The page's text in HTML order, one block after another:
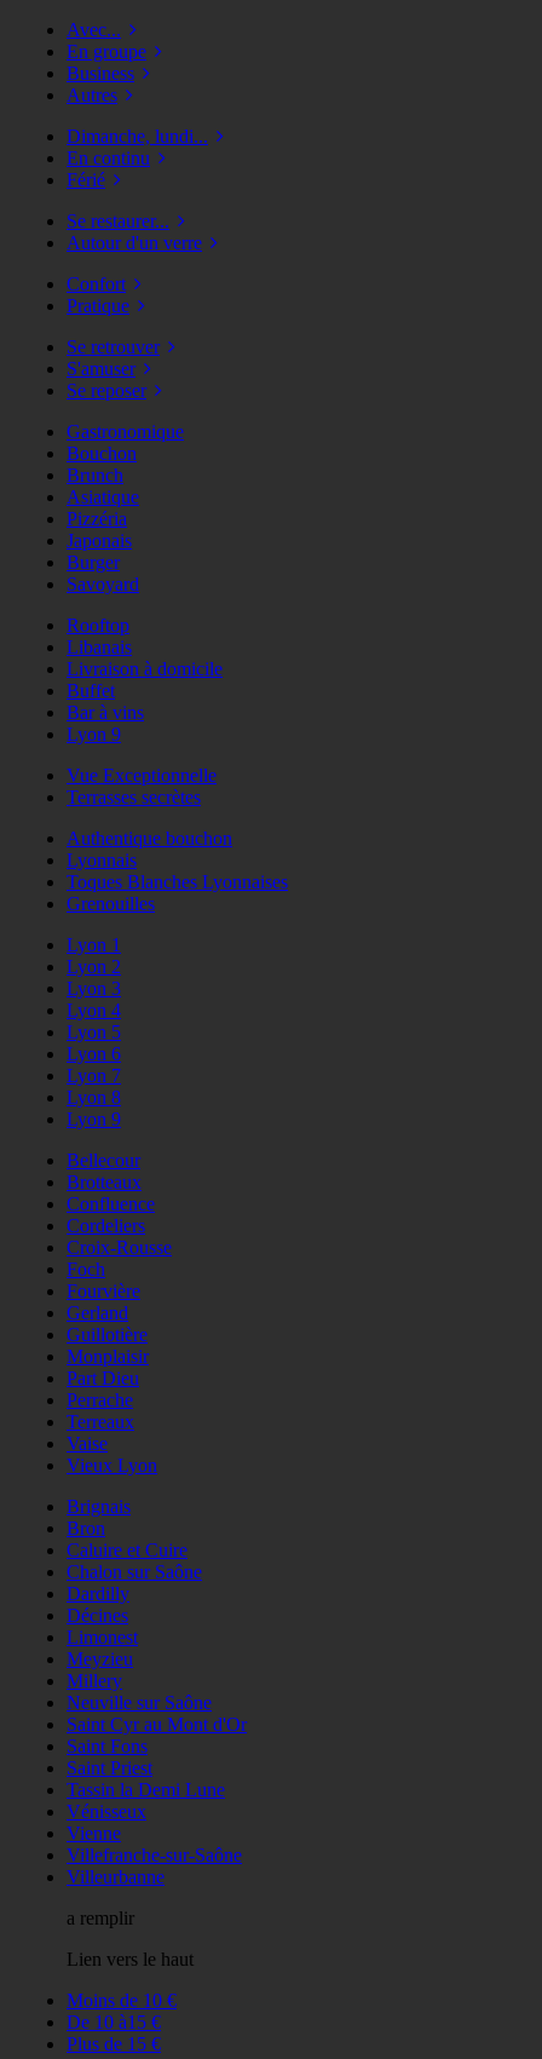
Avec...
En groupe
Business
Autres
Dimanche, lundi...
En continu
Férié
Se restaurer...
Autour d'un verre
Confort
Pratique
Se retrouver
S'amuser
Se reposer
Gastronomique
Bouchon
Brunch
Asiatique
Pizzéria
Japonais
Burger
Savoyard
Rooftop
Libanais
Livraison à domicile
Buffet
Bar à vins
Lyon 9
Vue Exceptionnelle
Terrasses secrètes
Authentique bouchon
Lyonnais
Toques Blanches Lyonnaises
Grenouilles
Lyon 1
Lyon 2
Lyon 3
Lyon 4
Lyon 5
Lyon 6
Lyon 7
Lyon 8
Lyon 9
Bellecour
Brotteaux
Confluence
Cordeliers
Croix-Rousse
Foch
Fourvière
Gerland
Guillotière
Monplaisir
Part Dieu
Perrache
Terreaux
Vaise
Vieux Lyon
Brignais
Bron
Caluire et Cuire
Chalon sur Saône
Dardilly
Décines
Limonest
Meyzieu
Millery
Neuville sur Saône
Saint Cyr au Mont d'Or
Saint Fons
Saint Priest
Tassin la Demi Lune
Vénisseux
Vienne
Villefranche-sur-Saône
Villeurbanne
a remplir
Lien vers le haut
Moins de 10 €
De 10 à15 €
Plus de 15 €